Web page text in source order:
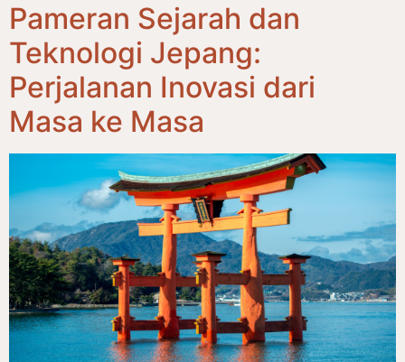
Pameran Sejarah dan
Teknologi Jepang:
Perjalanan Inovasi dari
Masa ke Masa